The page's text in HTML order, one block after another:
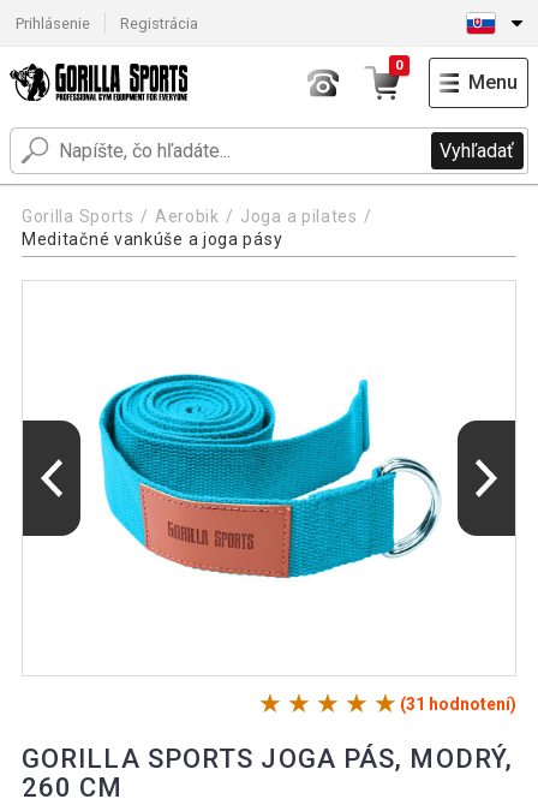
Prihlásenie Registrácia
Vyhľadať
0
Menu
Gorilla Sports Aerobik
Joga a pilates
Meditačné vankúše a joga pásy
(31 hodnotení)
GORILLA SPORTS JOGA PÁS, MODRÝ,
260 CM